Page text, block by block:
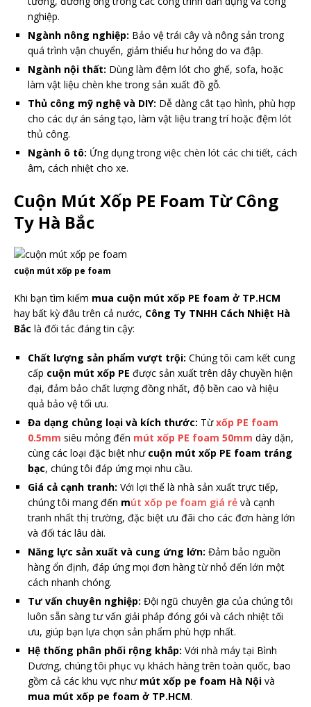
nghiệp.
Ngành nông nghiệp: Bảo vệ trái cây và nông sản trong
quá trình vận chuyển, giảm thiểu hư hỏng do va đập.
Ngành nội thất: Dùng làm đệm lót cho ghế, sofa, hoặc
làm vật liệu chèn khe trong sản xuất đồ gỗ.
Thủ công mỹ nghệ và DIY: Dễ dàng cắt tạo hình, phù hợp
cho các dự án sáng tạo, làm vật liệu trang trí hoặc đệm lót
thủ công.
Ngành ô tô: Ứng dụng trong việc chèn lót các chi tiết, cách
âm, cách nhiệt cho xe.
Cuộn Mút Xốp PE Foam Từ Công
Ty Hà Bắc
cuộn mút xốp pe foam
Khi bạn tìm kiếm mua cuộn mút xốp PE foam ở TP.HCM
hay bất kỳ đâu trên cả nước, Công Ty TNHH Cách Nhiệt Hà
Bắc là đối tác đáng tin cậy:
Chất lượng sản phẩm vượt trội: Chúng tôi cam kết cung
cấp cuộn mút xốp PE được sản xuất trên dây chuyền hiện
đại, đảm bảo chất lượng đồng nhất, độ bền cao và hiệu
quả bảo vệ tối ưu.
Đa dạng chủng loại và kích thước: Từxốp PE foam
0.5mm siêu mỏng đến mút xốp PE foam 50mm dày dặn,
cùng các loại đặc biệt như cuộn mút xốp PE foam tráng
bạc, chúng tôi đáp ứng mọi nhu cầu.
Giá cả cạnh tranh: Với lợi thế là nhà sản xuất trực tiếp,
chúng tôi mang đến mút xốp pe foam giá rẻ và cạnh
tranh nhất thị trường, đặc biệt ưu đãi cho các đơn hàng lớn
và đối tác lâu dài.
Năng lực sản xuất và cung ứng lớn: Đảm bảo nguồn
hàng ổn định, đáp ứng mọi đơn hàng từ nhỏ đến lớn một
cách nhanh chóng.
Tư vấn chuyên nghiệp: Đội ngũ chuyên gia của chúng tôi
luôn sẵn sàng tư vấn giải pháp đóng gói và cách nhiệt tối
ưu, giúp bạn lựa chọn sản phẩm phù hợp nhất.
Hệ thống phân phối rộng khắp: Với nhà máy tại Bình
Dương, chúng tôi phục vụ khách hàng trên toàn quốc, bao
gồm cả các khu vực như mút xốp pe foam Hà Nội và
mua mút xốp pe foam ở TP.HCM.